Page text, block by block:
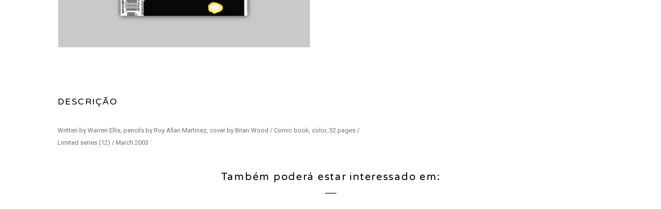
DESCRIÇÃO
Written by Warren Ellis, pencils by Roy Allan Martinez, cover by Brian Wood / Comic book, color, 32 pages /
Limited series (12) / March 2003
Também poderá estar interessado em: